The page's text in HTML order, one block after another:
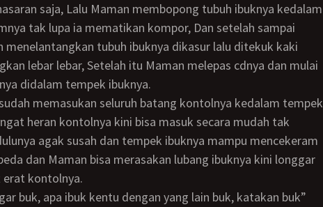
saja, Lalu Maman membopong tubuh ibuknya kedalam
tak lupa ia mematikan kompor, Dan setelah sampai
menelantangkan tubuh ibuknya dikasur lalu ditekuk kaki
lebar lebar, Setelah itu Maman melepas cdnya dan mulai
didalam tempek ibuknya.
heran kontolnya kini bisa masuk secara mudah tak
agak susah dan tempek ibuknya mampu mencekeram
dan Maman bisa merasakan lubang ibuknya kini longgar
kontolnya.